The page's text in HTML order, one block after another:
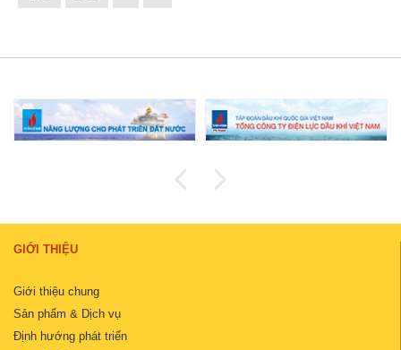
GIỚI THIỆU
Giới thiệu chung
Sản phẩm & Dịch vụ
Định hướng phát triển